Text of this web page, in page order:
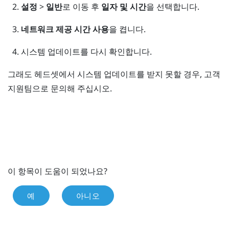
설정 > 일반로 이동 후 일자 및 시간을 선택합니다.
네트워크 제공 시간 사용을 켭니다.
시스템 업데이트를 다시 확인합니다.
그래도 헤드셋에서 시스템 업데이트를 받지 못할 경우, 고객
지원팀으로 문의해 주십시오.
이 항목이 도움이 되었나요?
예 아니오